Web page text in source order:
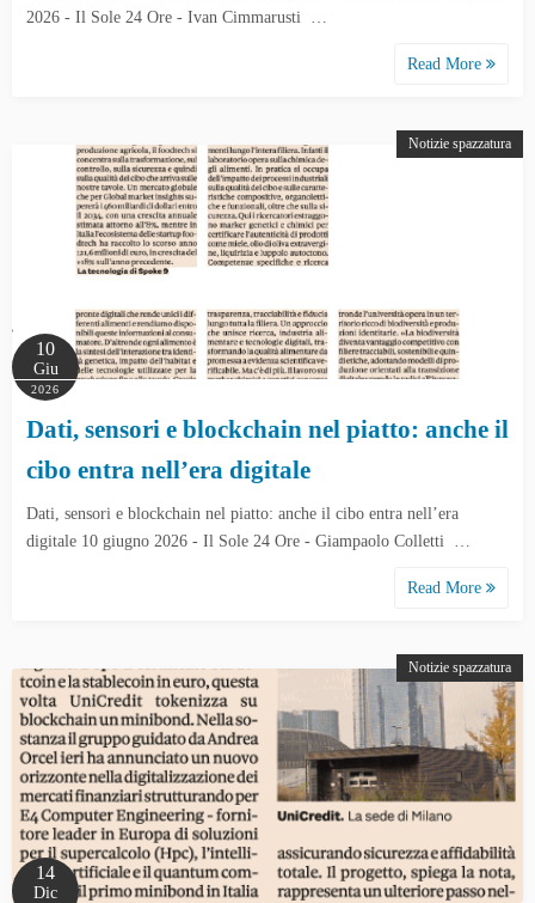
2026 - Il Sole 24 Ore - Ivan Cimmarusti …
Read More
Notizie spazzatura
10
Giu
2026
Dati, sensori e blockchain nel piatto: anche il
cibo entra nell’era digitale
Dati, sensori e blockchain nel piatto: anche il cibo entra nell’era
digitale 10 giugno 2026 - Il Sole 24 Ore - Giampaolo Colletti …
Read More
Notizie spazzatura
14
Dic